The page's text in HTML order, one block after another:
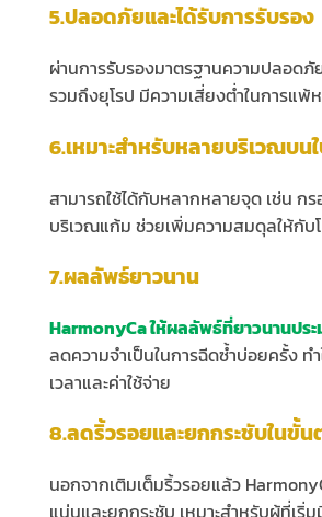
5.ปลอดภัยและได้รับการรับรอง
ผ่านการรับรองมาตรฐานความปลอดภั
รวมถึงยุโรป มีความเสี่ยงต่ำในการแพ้
6.เหมาะสำหรับหลายบริเวณบน
สามารถใช้ได้กับหลากหลายจุด เช่น กร
บริเวณแก้ม ช่วยเพิ่มความสมดุลให้กั
7.ผลลัพธ์ยาวนาน
HarmonyCa ให้ผลลัพธ์ที่ยาวนานประ
ลดความจำเป็นในการฉีดซ้ำบ่อยครั้ง
เวลาและค่าใช้จ่าย
8.ลดริ้วรอยและยกกระชับในขั้
นอกจากเติมเต็มริ้วรอยแล้ว